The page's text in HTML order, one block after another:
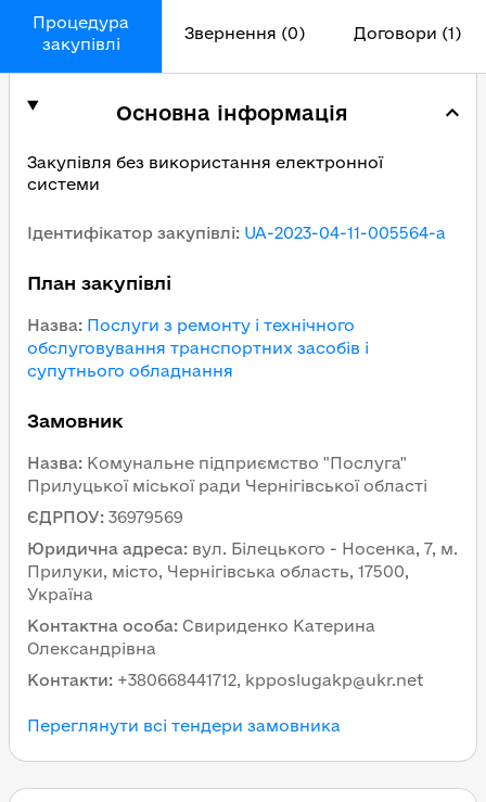
Процедура
закупівлі
Звернення (0) Договори (1)
Основна інформація
Закупівля без використання електронної
системи
Ідентифікатор закупівлі: UA-2023-04-11-005564-a
План закупівлі
Назва: Послуги з ремонту і технічного
обслуговування транспортних засобів і
супутнього обладнання
Замовник
Назва: Комунальне підприємство "Послуга"
Прилуцької міської ради Чернігівської області
ЄДРПОУ: 36979569
Юридична адреса: вул. Білецького - Носенка, 7, м.
Прилуки, місто, Чернігівська область, 17500,
Україна
Контактна особа: Свириденко Катерина
Олександрівна
Контакти: +380668441712, kpposlugakp@ukr.net
Переглянути всі тендери замовника